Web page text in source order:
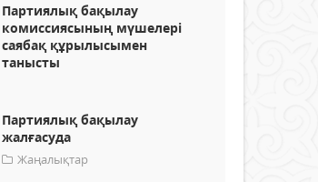
Партиялық бақылау
комиссиясының мүшелері
саябақ құрылысымен
танысты
Партиялық бақылау
жалғасуда
Жаңалықтар